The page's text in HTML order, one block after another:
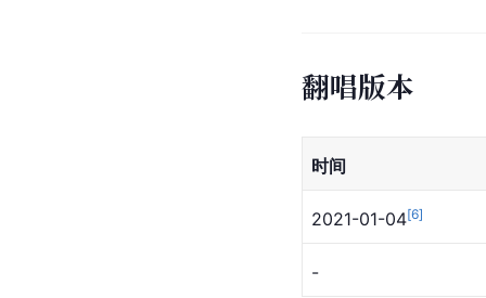
翻唱版本
时间
2021-01-04[6]
-